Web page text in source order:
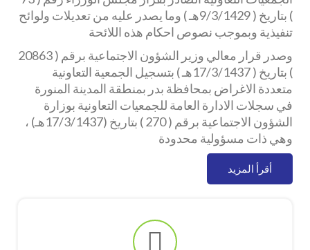
) بتاريخ ( 9/3/1429هـ ) وما يصدر عليه من تعديلات ولوائح
تنفيذية وبموجب نصوص احكام هذه اللائحة
وصدر قرار معالي وزير الشؤون الاجتماعية برقم ( 20863
) بتاريخ ( 17/3/1437هـ ) بتسجيل الجمعية التعاونية
متعددة الاغراض بمحافظة بدر بمنطقة المدينة المنورة
في سجلات الادارة العامة للجمعيات التعاونية بوزارة
الشؤون الاجتماعية برقم ( 270 ) بتاريخ (17/3/1437هـ) ،
وهي ذات مسؤولية محدودة
أقرأ المزيد